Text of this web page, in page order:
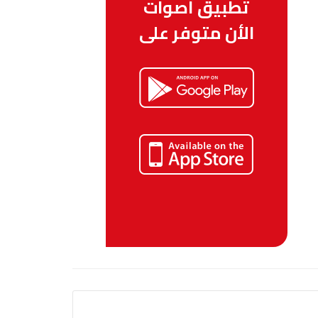
تطبيق أصوات
الأن متوفر على